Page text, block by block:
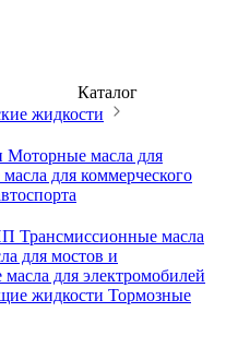
Каталог
жидкости
Моторные масла для
для коммерческого
Трансмиссионные масла
для мостов и
для электромобилей
жидкости Тормозные